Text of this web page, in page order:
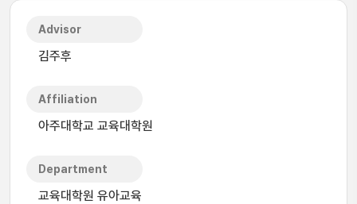
Advisor
김주후
Affiliation
아주대학교 교육대학원
Department
교육대학원 유아교육